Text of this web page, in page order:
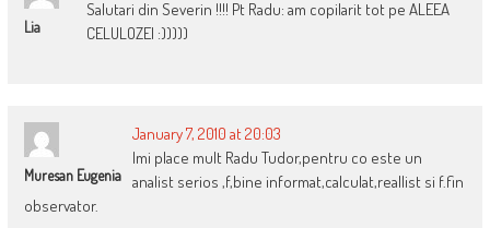
Lia
Salutari din Severin !!!! Pt Radu: am copilarit tot pe ALEEA
CELULOZEI :)))))
Muresan Eugenia
January 7, 2010 at 20:03
Imi place mult Radu Tudor,pentru co este un
analist serios ,f,bine informat,calculat,reallist si f.fin
observator.